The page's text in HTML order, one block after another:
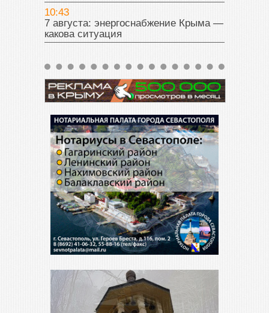
10:43
7 августа: энергоснабжение Крыма —
какова ситуация